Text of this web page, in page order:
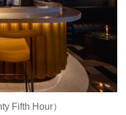
Fifth Hour）